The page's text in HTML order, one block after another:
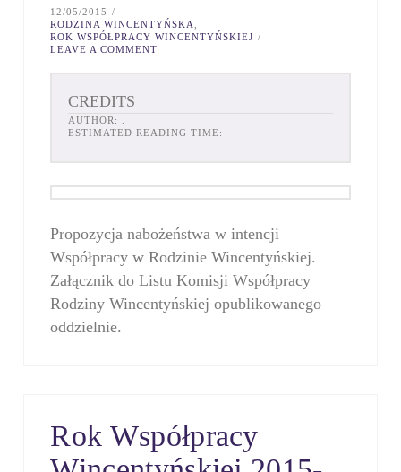
12/05/2015
RODZINA WINCENTYŃSKA
ROK WSPÓŁPRACY WINCENTYŃSKIEJ
LEAVE A COMMENT
CREDITS
AUTHOR:
ESTIMATED READING TIME:
Propozycja nabożeństwa w intencji
Współpracy w Rodzinie Wincentyńskiej.
Załącznik do Listu Komisji Współpracy
Rodziny Wincentyńskiej opublikowanego
oddzielnie.
Rok Współpracy